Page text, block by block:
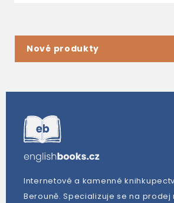
Nové produkty
Internetové a kamenné
Berouně. Specializuje se na